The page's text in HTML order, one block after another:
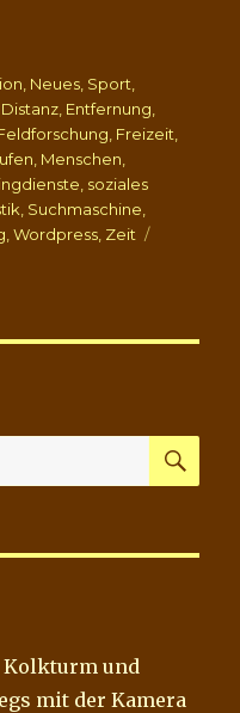
Neues Sport
Distanz Entfernung
Freizeit
Menschen
soziales
Suchmaschine
,Wordpress Zeit
Kolkturm und
mit der Kamera